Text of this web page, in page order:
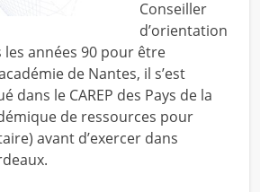
Conseiller
d’orientation
années 90 pour être
de Nantes, il s’est
dans le CAREP des Pays de la
de ressources pour
avant d’exercer dans